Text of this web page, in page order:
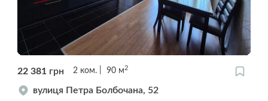
22 381 грн 2 ком. 90 м 2
вулиця Петра Болбочана, 52